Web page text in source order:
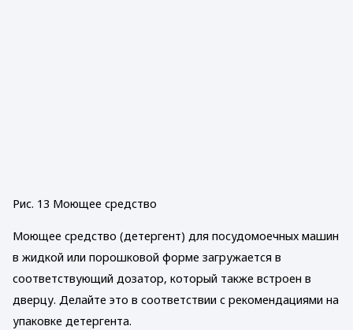
Рис. 13 Моющее средство
Моющее средство (детергент) для посудомоечных машин
в жидкой или порошковой форме загружается в
соответствующий дозатор, который также встроен в
дверцу. Делайте это в соответствии с рекомендациями на
упаковке детергента.